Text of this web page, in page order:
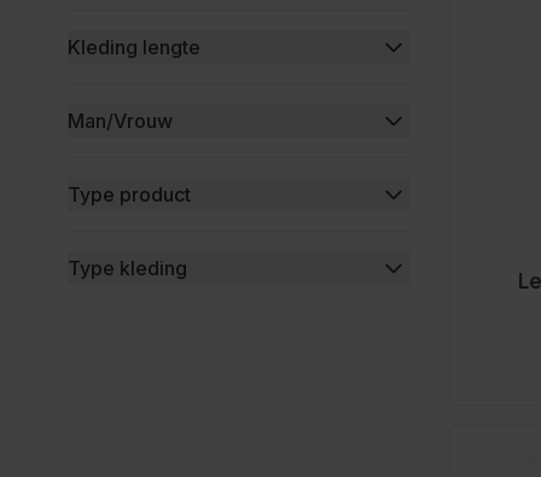
Kleding lengte
Man/Vrouw
Type product
Type kleding